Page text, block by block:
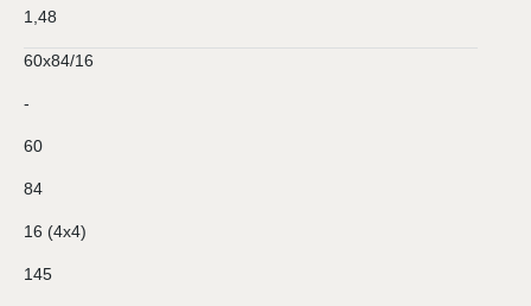
1,48
60х84/16
-
60
84
16 (4х4)
145